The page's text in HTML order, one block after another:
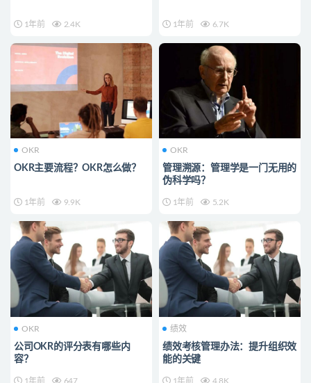
1年前 2.4K 1年前 6.7K
OKR
OKR主要流程？OKR怎么做？
1年前 9.9K
OKR
管理溯源：管理学是一门无用的
伪科学吗？
1年前 5.2K
OKR
公司OKR的评分表有哪些内
容？
1年前 647
绩效
绩效考核管理办法：提升组织效
能的关键
1年前 4.8K